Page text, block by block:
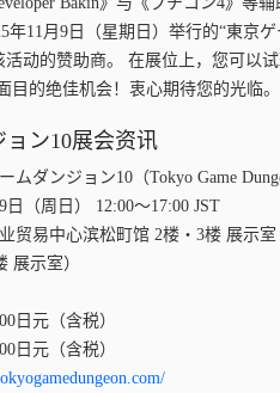
年11月9日（星期日）举行的“東京
活动的赞助商。 在展位上，您可以
目的绝佳机会！衷心期待您的光临。
ン10展会资讯
ムダンジョン10（Tokyo Game
日（周日） 12:00～17:00 JST
贸易中心滨松町馆 2楼・3楼 展示室
展示室）
日元（含税）
日元（含税）